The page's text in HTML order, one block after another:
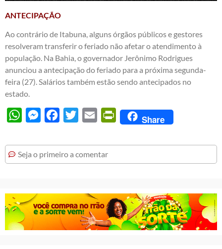
ANTECIPAÇÃO
Ao contrário de Itabuna, alguns órgãos públicos e gestores
resolveram transferir o feriado não afetar o atendimento à
população. Na Bahia, o governador Jerônimo Rodrigues
anunciou a antecipação do feriado para a próxima segunda-
feira (27). Salários também estão sendo antecipados no
estado.
WhatsAppMessengerFacebook
Twitter Email PrintFriendly
Share
Seja o primeiro a comentar